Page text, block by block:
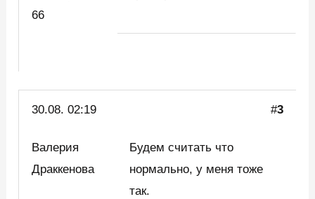
66
30.08. 02:19 #3
Валерия
Драккенова
Будем считать что
нормально, у меня тоже
так.